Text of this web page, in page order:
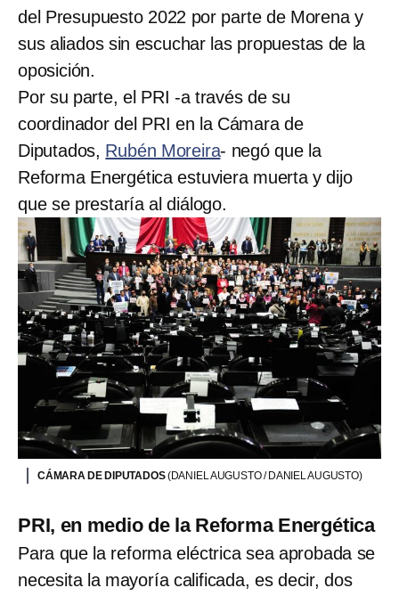
del Presupuesto 2022 por parte de Morena y
sus aliados sin escuchar las propuestas de la
oposición.
Por su parte, el PRI -a través de su
coordinador del PRI en la Cámara de
Diputados, Rubén Moreira- negó que la
Reforma Energética estuviera muerta y dijo
que se prestaría al diálogo.
CÁMARA DE DIPUTADOS(DANIEL AUGUSTO / DANIEL AUGUSTO)
PRI, en medio de la Reforma Energética
Para que la reforma eléctrica sea aprobada se
necesita la mayoría calificada, es decir, dos